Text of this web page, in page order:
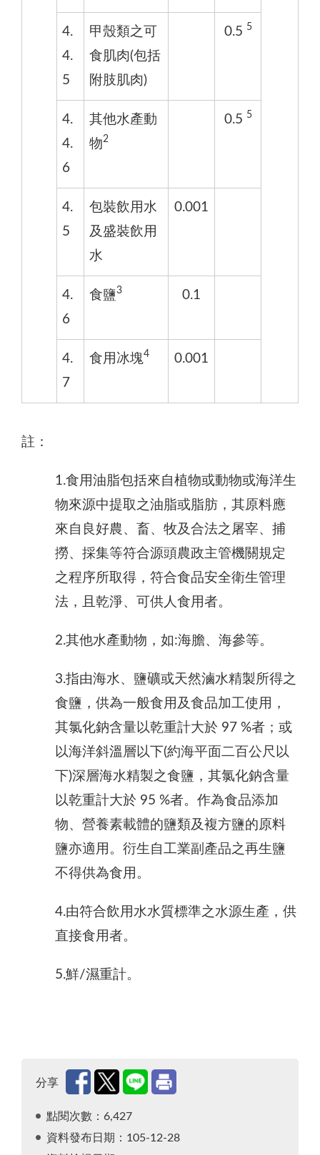
4.
4.
5
甲殼類之可
食肌肉(包括
附肢肌肉)
0.5 5
4.
4.
6
其他水產動
物2
0.5 5
4.
5
包裝飲用水
及盛裝飲用
水
0.001
4.
6
食鹽3 0.1
4.
7
食用冰塊4 0.001
​註：
1.食用油脂包括來自植物或動物或海洋生
物來源中提取之油脂或脂肪，其原料應
來自良好農、畜、牧及合法之屠宰、捕
撈、採集等符合源頭農政主管機關規定
之程序所取得，符合食品安全衛生管理
法，且乾淨、可供人食用者。
2.其他水產動物，如:海膽、海參等。
3.指由海水、鹽礦或天然滷水精製所得之
食鹽，供為一般食用及食品加工使用，
其氯化鈉含量以乾重計大於 97 %者；或
以海洋斜溫層以下(約海平面二百公尺以
下)深層海水精製之食鹽，其氯化鈉含量
以乾重計大於 95 %者。作為食品添加
物、營養素載體的鹽類及複方鹽的原料
鹽亦適用。衍生自工業副產品之再生鹽
不得供為食用。
4.由符合飲用水水質標準之水源生產，供
直接食用者。
5.鮮/濕重計。
分享
點閱次數：6,427
資料發布日期：105-12-28